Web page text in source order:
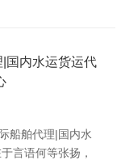
国内水运货运代
船舶代理|国内水
言语何等张扬，